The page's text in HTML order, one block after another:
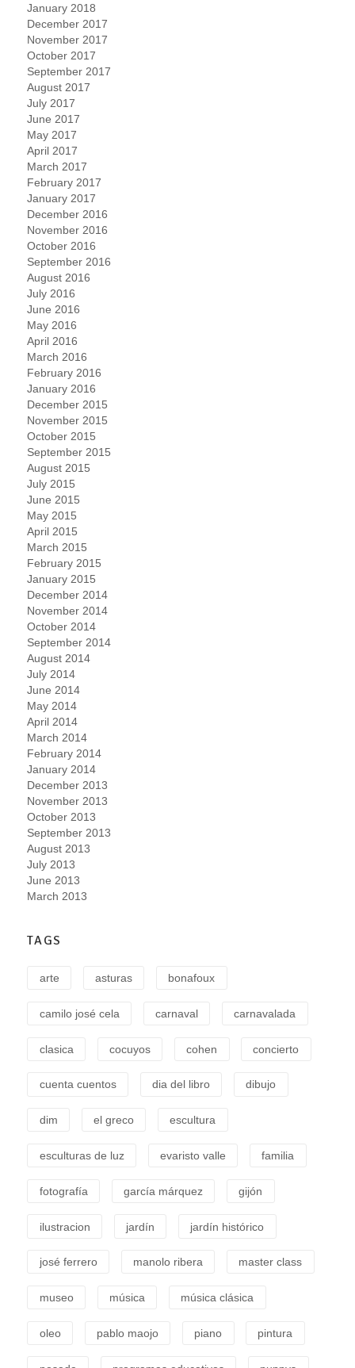
January 2018
December 2017
November 2017
October 2017
September 2017
August 2017
July 2017
June 2017
May 2017
April 2017
March 2017
February 2017
January 2017
December 2016
November 2016
October 2016
September 2016
August 2016
July 2016
June 2016
May 2016
April 2016
March 2016
February 2016
January 2016
December 2015
November 2015
October 2015
September 2015
August 2015
July 2015
June 2015
May 2015
April 2015
March 2015
February 2015
January 2015
December 2014
November 2014
October 2014
September 2014
August 2014
July 2014
June 2014
May 2014
April 2014
March 2014
February 2014
January 2014
December 2013
November 2013
October 2013
September 2013
August 2013
July 2013
June 2013
March 2013
TAGS
arte asturas bonafoux
camilo josé cela carnaval carnavalada
clasica cocuyos cohen concierto
cuenta cuentos dia del libro dibujo
dim el greco escultura
esculturas de luz evaristo valle familia
fotografía garcía márquez gijón
ilustracion jardín jardín histórico
josé ferrero manolo ribera master class
museo música música clásica
oleo pablo maojo piano pintura